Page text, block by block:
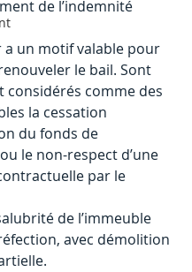
de l’indemnité
a un motif valable pour
le bail. Sont
considérés comme des
la cessation
du fonds de
le non-respect d’une
par le
de l’immeuble
avec démolition